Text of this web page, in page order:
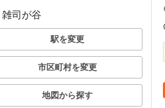
雑司が谷
駅を変更
市区町村を変更
地図から探す